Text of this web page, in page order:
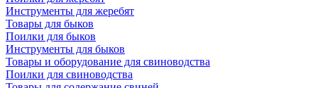
Инструменты для жеребят
Товары для быков
Поилки для быков
Инструменты для быков
Товары и оборудование для свиноводства
Поилки для свиноводства